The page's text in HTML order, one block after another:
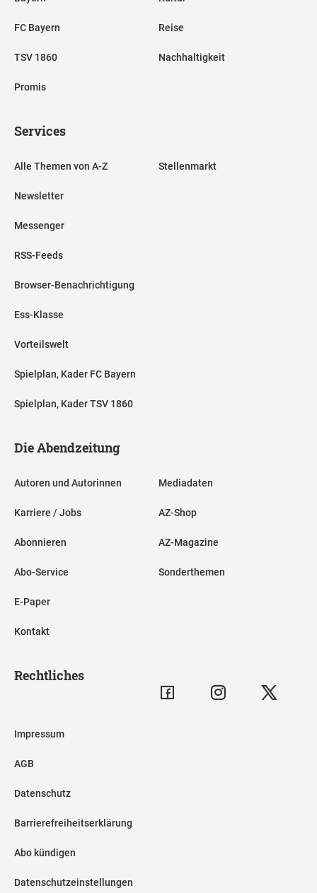
FC Bayern
TSV 1860
Promis
Reise
Nachhaltigkeit
Services
Alle Themen von A-Z
Newsletter
Messenger
RSS-Feeds
Browser-Benachrichtigung
Ess-Klasse
Vorteilswelt
Spielplan, Kader FC Bayern
Spielplan, Kader TSV 1860
Stellenmarkt
Die Abendzeitung
Autoren und Autorinnen
Karriere / Jobs
Abonnieren
Abo-Service
E-Paper
Kontakt
Mediadaten
AZ-Shop
AZ-Magazine
Sonderthemen
Rechtliches
Impressum
AGB
Datenschutz
Barrierefreiheitserklärung
Abo kündigen
Datenschutzeinstellungen